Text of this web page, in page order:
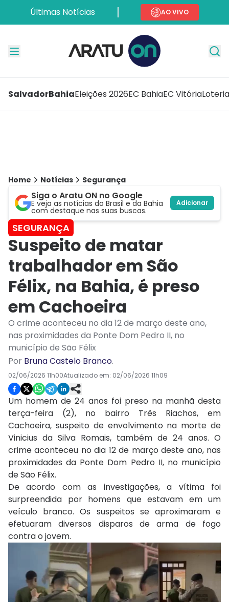
Últimas Notícias AO VIVO
SalvadorBahiaEleições 2026EC BahiaEC Vitória
Home Notícias Segurança
Siga o Aratu ON no Google
E veja as notícias do Brasil e da Bahia
com destaque nas suas buscas.
Adicionar
SEGURANÇA
Suspeito de matar
trabalhador em São
Félix, na Bahia, é preso
em Cachoeira
O crime aconteceu no dia 12 de março deste ano,
nas proximidades da Ponte Dom Pedro II, no
município de São Félix
Por Bruna Castelo Branco.
02/06/2026 11h00Atualizado em: 02/06/2026 11h09
Um homem de 24 anos foi preso na manhã desta
terça-feira (2), no bairro Três Riachos, em
Cachoeira, suspeito de envolvimento na morte de
Vinicius da Silva Romais, também de 24 anos. O
crime aconteceu no dia 12 de março deste ano, nas
proximidades da Ponte Dom Pedro II, no município
de São Félix.
De acordo com as investigações, a vítima foi
surpreendida por homens que estavam em um
veículo branco. Os suspeitos se aproximaram e
efetuaram diversos disparos de arma de fogo
contra o jovem.